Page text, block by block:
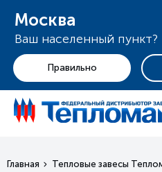
Москва
Ваш населенный пункт?
Главная Тепловые завесы